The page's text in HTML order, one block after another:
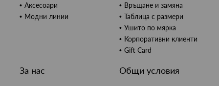
Аксесоари
Модни линии
Връщане и замяна
Таблица с размери
Ушито по мярка
Корпоративни клиенти
Gift Card
За нас Общи условия